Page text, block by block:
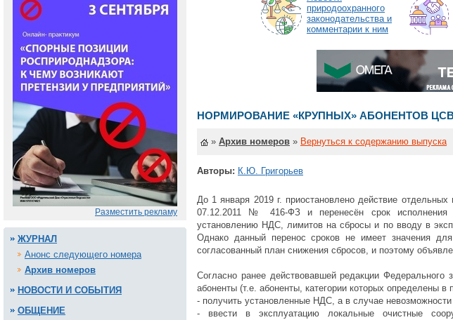
Разместить рекламу
ЖУРНАЛ
Анонс следующего номера
Архив номеров
НОВОСТИ И СОБЫТИЯ
ОБЩЕНИЕ
природоохранного
законодательства и
комментарии к ним
НОРМИРОВАНИЕ «КРУПНЫХ» АБОНЕНТОВ
» Архив номеров » Вернуться к содержанию выпуска
Авторы: К.Ю. Григорьев
До 1 января 2019 г. приостановлено действие
07.12.2011 № 416-ФЗ и перенесён срок исполнения
установлению НДС, лимитов на сбросы и по вводу в
Однако данный перенос сроков не имеет значения
согласованный план снижения сбросов, и поэтому
Согласно ранее действовавшей редакции
абоненты (т.е. абоненты, категории которых
- получить установленные НДС, а в случае
- ввести в эксплуатацию локальные очистные